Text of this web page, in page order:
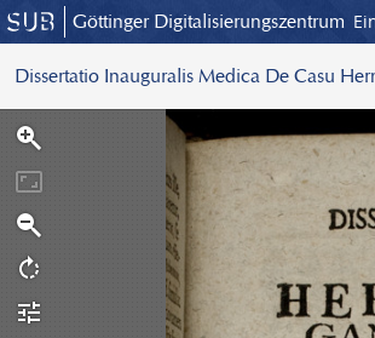
Göttinger Digitalisierungszentrum
Dissertatio Inauguralis Medica De Casu